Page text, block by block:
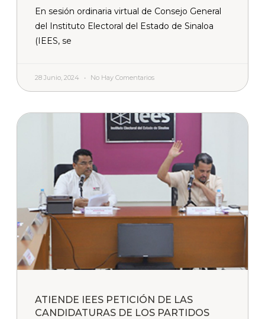
En sesión ordinaria virtual de Consejo General
del Instituto Electoral del Estado de Sinaloa
(IEES, se
28 Junio, 2024 No Hay Comentarios
ATIENDE IEES PETICIÓN DE LAS
CANDIDATURAS DE LOS PARTIDOS